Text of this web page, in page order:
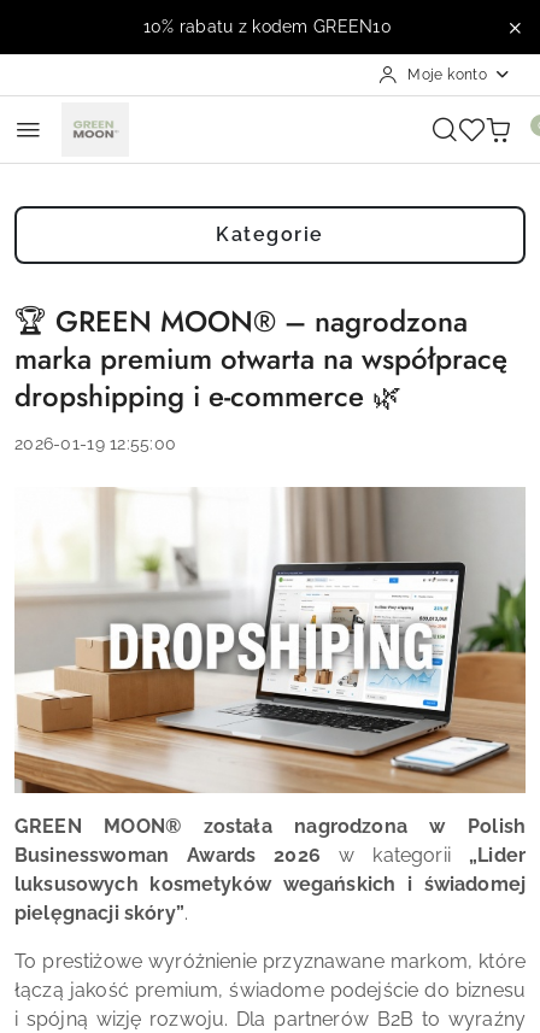
Przejdź do treści głównej
Przejdź do wyszukiwarki
Przejdź do moje konto
Przejdź do menu głównego
Przejdź do stopki10% rabatu z kodem GREEN10
Moje konto
Kategorie
🏆 GREEN MOON® – nagrodzona
marka premium otwarta na współpracę
dropshipping i e-commerce 🌿
2026-01-19 12:55:00
GREEN MOON® została nagrodzona w Polish
Businesswoman Awards 2026 w kategorii „Lider
luksusowych kosmetyków wegańskich i świadomej
pielęgnacji skóry”.
To prestiżowe wyróżnienie przyznawane markom, które
łączą jakość premium, świadome podejście do biznesu
i spójną wizję rozwoju. Dla partnerów B2B to wyraźny